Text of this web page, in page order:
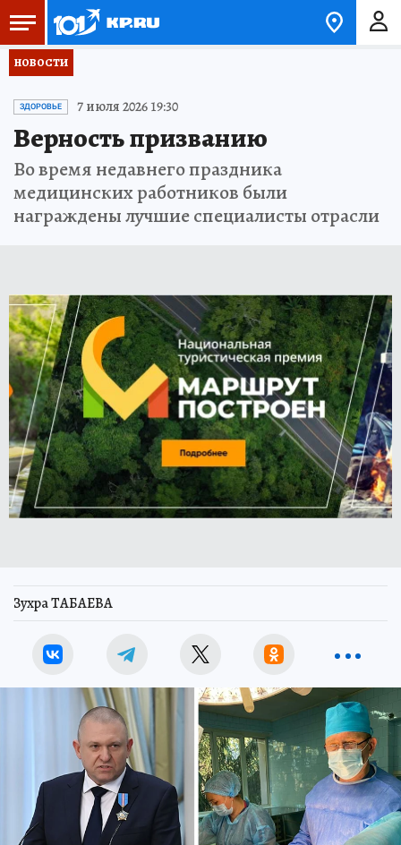
НОВОСТИ
ЗДОРОВЬЕ 7 июля 2026 19:30
Верность призванию
Во время недавнего праздника
медицинских работников были
награждены лучшие специалисты отрасли
Зухра ТАБАЕВА